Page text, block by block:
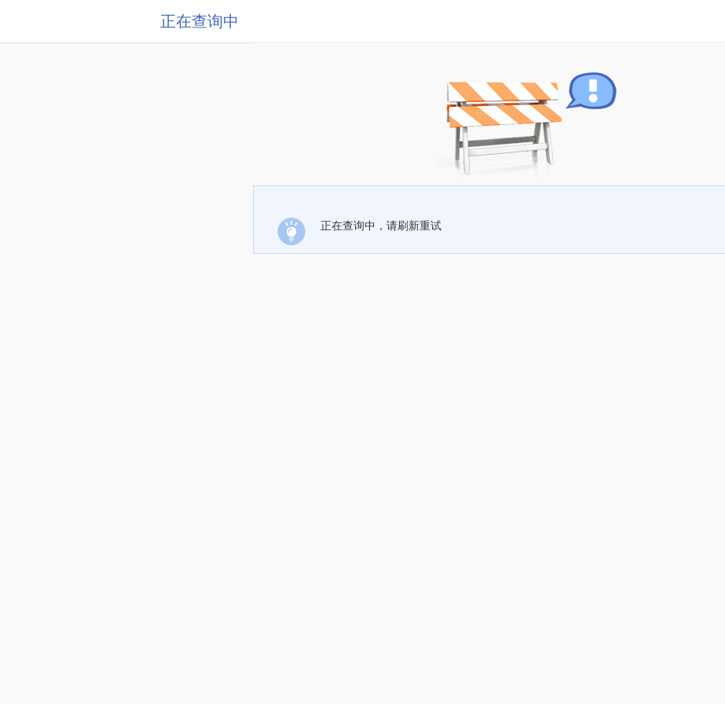
正在查询中
正在查询中，请刷新重试